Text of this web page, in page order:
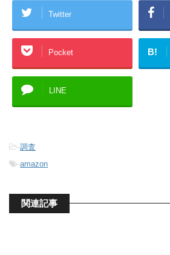
Twitter
Pocket B!
LINE
-調査
-amazon
関連記事